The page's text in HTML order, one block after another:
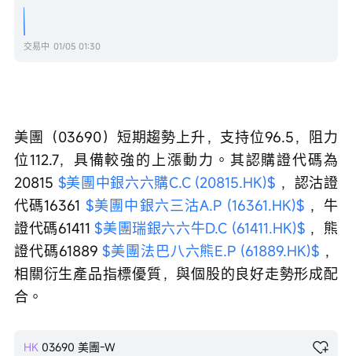
交易中 01/05 01:30
美團（03690）短期趨勢上升，支持位96.5，阻力
位112.7，具備較強的上漲動力。其認購證代碼為
20815 $美團中銀六六購C.C (20815.HK)$ ，認沽證
代碼16361 $美團中銀六三沽A.P (16361.HK)$ ，牛
證代碼61411 $美團瑞銀六六牛D.C (61411.HK)$ ，熊
證代碼61889 $美團法巴八六熊E.P (61889.HK)$ ，
相關衍生產品指標優質，與個股的良好走勢形成配
合。
HK 03690 美團-W